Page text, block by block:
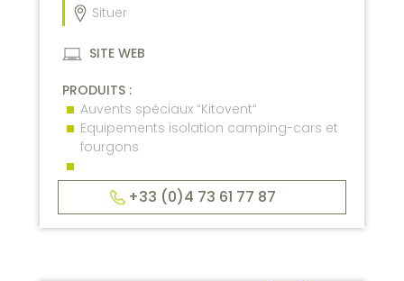
Situer
SITE WEB
PRODUITS :
Auvents spéciaux “Kitovent“
Equipements isolation camping-cars et
fourgons
+33 (0)4 73 61 77 87